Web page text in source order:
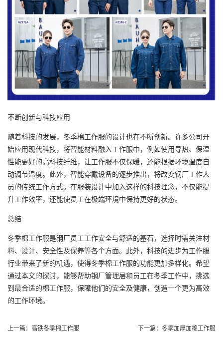
不断创新与科技应用
随着科技的发展，冬季棉工作服的设计也在不断创新。许多公司开
始应用现代科技，将智能材料融入工作服中，例如使用导热、保温
性能更好的高科技纤维，让工作服不仅保暖，还能根据环境温度自
动调节温度。此外，智能穿戴设备的逐步推出，将改变钢厂工作人
员的传统工作方式。在服装设计中加入这样的科技理念，不仅能提
升工作效率，还能使员工在极端环境中保持更好的状态。
总结
冬季棉工作服是钢厂员工工作安全与舒适的基石，选择时需关注材
料、设计、安全性及保养等各个方面。此外，科技的进步为工作服
行业带来了新的机遇，使得冬季棉工作服的功能更加多样化。希望
通过本文的探讨，能够帮助钢厂管理层和员工在冬季工作中，挑选
到最合适的棉工作服，保障他们的安全及健康，创造一个更为高效
的工作环境。
上一篇： 高铁冬季棉工作服 下一篇： 冬季加厚加棉工作服